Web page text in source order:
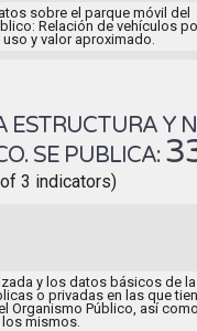
sobre el parque móvil del
Relación de vehículos
y valor aproximado.
ESTRUCTURA Y
SE PUBLICA:
3 indicators)
y los datos básicos de
o privadas en las que
Organismo Público, así
mismos.